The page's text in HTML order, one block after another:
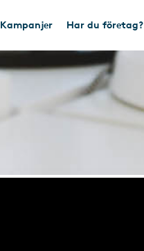
Kampanjer Har du företag?